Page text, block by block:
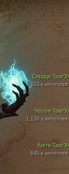
Чешуя
1,130 к
Когти
645 к
Сердце
553 к